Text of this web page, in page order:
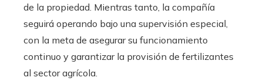
de la propiedad. Mientras tanto, la compañía
seguirá operando bajo una supervisión especial,
con la meta de asegurar su funcionamiento
continuo y garantizar la provisión de fertilizantes
al sector agrícola.